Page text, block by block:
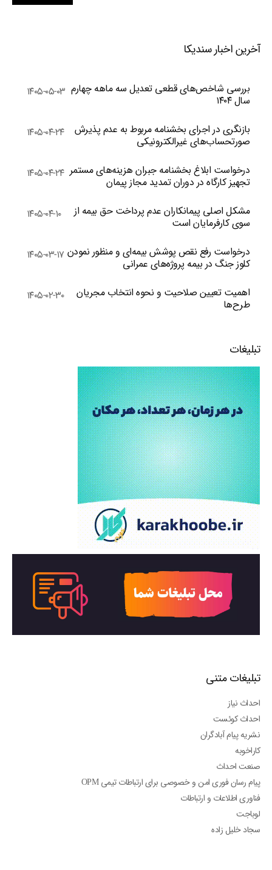
آخرین اخبار سندیکا
بررسی شاخص‌های قطعی تعدیل سه ماهه چهارم
سال ۱۴۰۴
۱۴۰۵-۰۵-۰۳
بازنگری در اجرای بخشنامه مربوط به عدم پذیرش
صورتحساب‌های غیرالکترونیکی
۱۴۰۵-۰۴-۲۴
درخواست ابلاغ بخشنامه جبران هزینه‌های مستمر
تجهیز کارگاه در دوران تمدید مجاز پیمان
۱۴۰۵-۰۴-۲۴
مشکل اصلی پیمانکاران عدم پرداخت حق بیمه از
سوی کارفرمایان است
۱۴۰۵-۰۴-۱۰
درخواست رفع نقص پوشش بیمه‌ای و منظور نمودن
کلوز جنگ در بیمه پروژه‌های عمرانی
۱۴۰۵-۰۳-۱۷
اهمیت تعیین صلاحیت و نحوه انتخاب مجریان
طرح‌ها
۱۴۰۵-۰۲-۳۰
تبلیغات
تبلیغات متنی
احداث نیاز
احداث کوئست
نشریه پیام آبادگران
کاراخوبه
صنعت احداث
پیام رسان فوری امن و خصوصی برای ارتباطات تیمی OPM
فناوری اطلاعات و ارتباطات
لوباجت
سجاد خلیل زاده